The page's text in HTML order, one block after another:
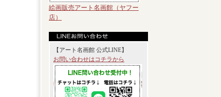
絵画販売アート名画館（ヤフー
店）
【アート名画館 公式LINE】
お問い合わせはコチラから